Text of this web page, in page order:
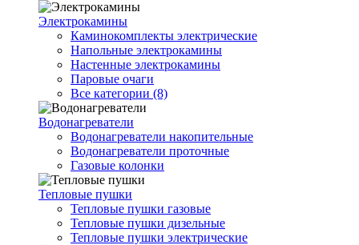
Электрокамины
Каминокомплекты электрические
Напольные электрокамины
Настенные электрокамины
Паровые очаги
Все категории (8)
Водонагреватели
Водонагреватели накопительные
Водонагреватели проточные
Газовые колонки
Тепловые пушки
Тепловые пушки газовые
Тепловые пушки дизельные
Тепловые пушки электрические